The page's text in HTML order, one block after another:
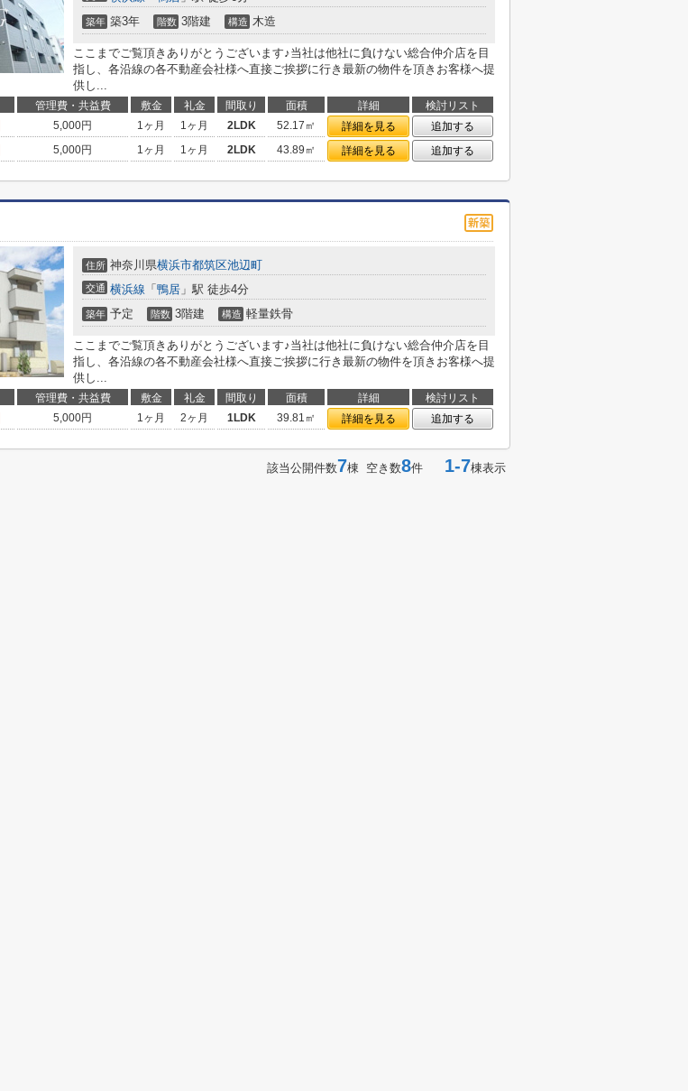
築年 築3年 階数 3階建 構造 木造
ここまでご覧頂きありがとうございます♪当社は他社に負けない総合仲介店を目
指し、各沿線の各不動産会社様へ直接ご挨拶に行き最新の物件を頂きお客様へ提
供し...
管理費・共益費 敷金 礼金 間取り 面積 詳細
検討リスト
5,000円 1ヶ月 1ヶ月 2LDK 52.17㎡ 詳細を見る
追加する
5,000円 1ヶ月 1ヶ月 2LDK 43.89㎡ 詳細を見る 追加する
住所 神奈川県横浜市都筑区池辺町
交通 横浜線 「 鴨居 」駅 徒歩4分
築年 予定 階数 3階建 構造 軽量鉄骨
ここまでご覧頂きありがとうございます♪当社は他社に負けない総合仲介店を目
指し、各沿線の各不動産会社様へ直接ご挨拶に行き最新の物件を頂きお客様へ提
供し...
管理費・共益費 敷金 礼金 間取り 面積 詳細
検討リスト
5,000円 1ヶ月 2ヶ月 1LDK 39.81㎡ 詳細を見る 追加する
該当公開件数7棟 空き数8件 1-7棟表示